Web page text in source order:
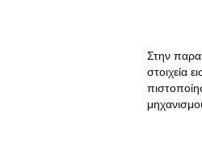
Στην
στοιχεία